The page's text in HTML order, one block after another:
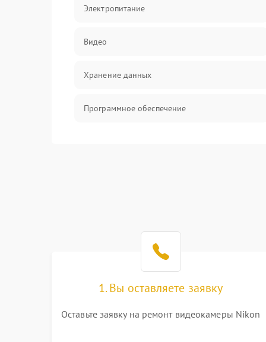
Электропитание
Видео
Хранение данных
Программное обеспечение
1. Вы оставляете заявку
Оставьте заявку на ремонт видеокамеры Nikon